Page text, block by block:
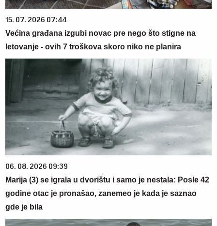
15. 07. 2026 07:44
Većina građana izgubi novac pre nego što stigne na
letovanje - ovih 7 troškova skoro niko ne planira
06. 08. 2026 09:39
Marija (3) se igrala u dvorištu i samo je nestala: Posle 42
godine otac je pronašao, zanemeo je kada je saznao
gde je bila